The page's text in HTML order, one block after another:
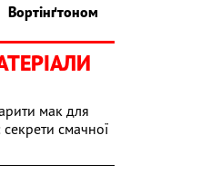
Вортінґтоном
мак для
секрети смачної